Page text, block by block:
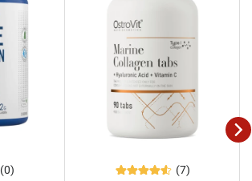
(0) (7)